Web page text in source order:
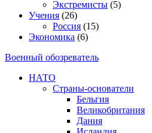
Экстремисты (5)
Учения (26)
Россия (15)
Экономика (6)
Военный обозреватель
НАТО
Страны-основатели
Бельгия
Великобритания
Дания